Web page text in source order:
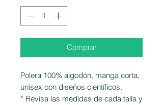
Comprar
Polera 100% algodón, manga corta,
unisex con diseños científicos.
* Revisa las medidas de cada talla y